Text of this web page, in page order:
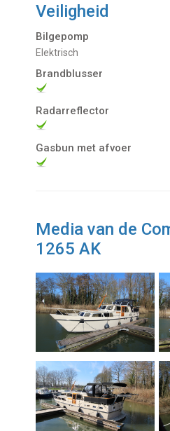
Veiligheid
Bilgepomp
Elektrisch
Brandblusser
Radarreflector
Gasbun met afvoer
Media van de
1265 AK